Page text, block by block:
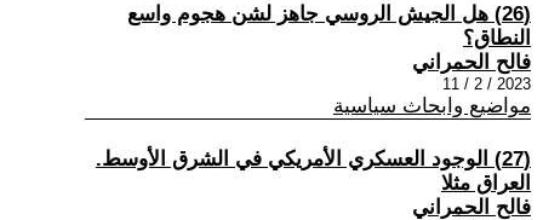
(26) هل الجيش الروسي جاهز لشن هجوم واسع
النطاق؟
فالح الحمراني
2023 / 2 / 11
مواضيع وابحاث سياسية
(27) الوجود العسكري الأمريكي في الشرق الأوسط.
العراق مثلا
فالح الحمراني